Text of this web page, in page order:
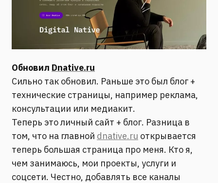
Обновил Dnative.ru
Сильно так обновил. Раньше это был блог +
технические страницы, например реклама,
консультации или медиакит.
Теперь это личный сайт + блог. Разница в
том, что на главной dnative.ru открывается
теперь большая страница про меня. Кто я,
чем занимаюсь, мои проекты, услуги и
соцсети. Честно, добавлять все каналы